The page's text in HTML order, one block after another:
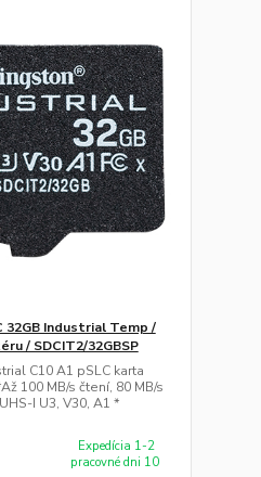
32GB Industrial Temp /
/ SDCIT2/32GBSP
C10 A1 pSLC karta
100 MB/s čtení, 80 MB/s
I U3, V30, A1 *
Expedícia 1-2
pracovné dni 10